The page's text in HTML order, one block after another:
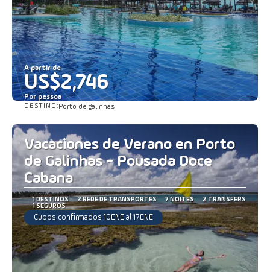
A partir de
US$2,746
Por pessoa
DESTINO:Porto de galinhas
Vacaciones de Verano en Porto
de Galinhas - Pousada Doce
Cabana
1 DESTINOS 2 REDE DE TRANSPORTES 7 NOITES
2 TRANSFERS
1 SEGUROS
Cupos confirmados 10ENE al 17ENE